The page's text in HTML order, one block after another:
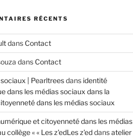
RÉCENTS
dans Contact
dans Contact
| Pearltreesdans identité
dans les médias sociaux dans la
dans les médias sociaux
et citoyenneté dans les médias
collège « « Les z'edLes z'eddansatelier